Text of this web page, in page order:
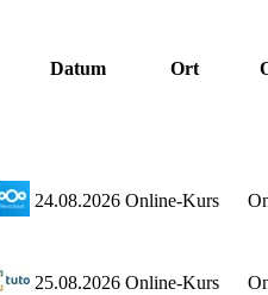
Datum Ort
24.08.2026 Online-Kurs
25.08.2026 Online-Kurs